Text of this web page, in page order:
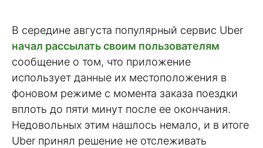
В середине августа популярный сервис Uber
начал рассылать своим пользователям
сообщение о том, что приложение
использует данные их местоположения в
фоновом режиме с момента заказа поездки
вплоть до пяти минут после ее окончания.
Недовольных этим нашлось немало, и в итоге
Uber принял решение не отслеживать